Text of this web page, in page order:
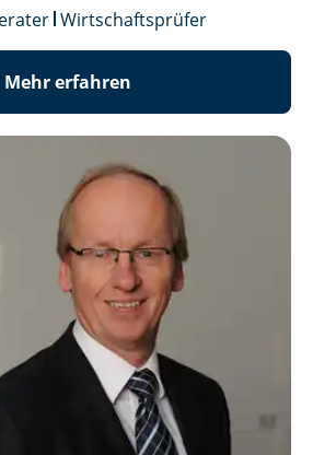
Wirtschaftsprüfer
Mehr erfahren